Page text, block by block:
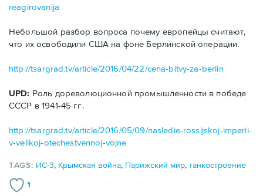
reagirovanija
Небольшой разбор вопроса почему европейцы считают,
что их освободили США на фоне Берлинской операции.
http://tsargrad.tv/article/2016/04/22/cena-bitvy-za-berlin
UPD: Роль дореволюционной промышленности в победе
СССР в 1941-45 гг.
http://tsargrad.tv/article/2016/05/09/nasledie-rossijskoj-imperii-
v-velikoj-otechestvennoj-vojne
TAGS: ИС-3, Крымская война, Парижский мир,танкостроение
1